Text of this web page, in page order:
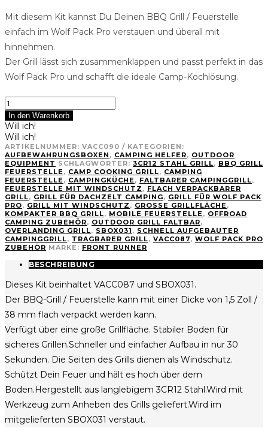
Mit diesem Kit kannst Du Deinen BBQ Grill / Feuerstelle
einfach im Wolf Pack Pro verstauen und überall mit
hinnehmen.
Der Grill lässt sich zusammenklappen und passt perfekt in das
Wolf Pack Pro und schafft die ideale Camp-Kochlösung.
BBQ
Grill
/
Feuerstelle
und
Wolf
Pack
Pro
Kit
Menge
In den Warenkorb
Will ich!
Will ich!
ARTIKELNUMMER: VACC090
KATEGORIEN:
AUFBEWAHRUNGSBOXEN , CAMPING HELFER, OUTDOOR
EQUIPMENT SCHLAGWÖRTER: 3CR12 STAHL GRILL, BBQ GRILL
FEUERSTELLE, CAMP COOKING GRILL, CAMPING
FEUERSTELLE, CAMPINGKÜCHE, FALTBARER CAMPINGGRILL,
FEUERSTELLE MIT WINDSCHUTZ , FLACH VERPACKBARER
GRILL, GRILL FÜR DACHZELT CAMPING, GRILL FÜR WOLF PACK
PRO, GRILL MIT WINDSCHUTZ , GROSSE GRILLFLÄCHE
,
KOMPAKTER BBQ GRILL, MOBILE FEUERSTELLE, OFFROAD
CAMPING ZUBEHÖR, OUTDOOR GRILL FALTBAR,
OVERLANDING GRILL, SBOX031 , SCHNELL AUFGEBAUTER
CAMPINGGRILL, TRAGBARER GRILL, VACC087, WOLF PACK PRO
ZUBEHÖR MARKE: FRONT RUNNER
BESCHREIBUNG
Dieses Kit beinhaltet VACC087 und SBOX031.
Der BBQ-Grill / Feuerstelle kann mit einer Dicke von 1,5 Zoll /
38 mm flach verpackt werden kann.
Verfügt über eine große Grillfläche. Stabiler Boden für
sicheres Grillen.Schneller und einfacher Aufbau in nur 30
Sekunden. Die Seiten des Grills dienen als Windschutz.
Schützt Dein Feuer und hält es hoch über dem
Boden.Hergestellt aus langlebigem 3CR12 Stahl.Wird mit
Werkzeug zum Anheben des Grills geliefert.Wird im
mitgelieferten SBOX031 verstaut.